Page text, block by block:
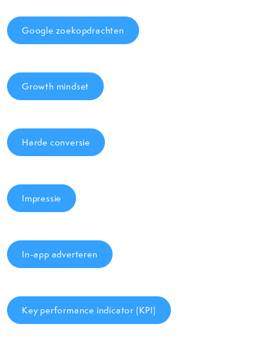
Google zoekopdrachten
Growth mindset
Harde conversie
Impressie
In-app adverteren
Key performance indicator (KPI)